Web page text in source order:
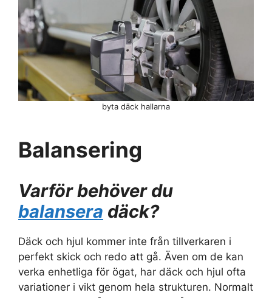
Balansering
Varför behöver du
balansera däck?
Däck och hjul kommer inte från tillverkaren i
perfekt skick och redo att gå. Även om de kan
verka enhetliga för ögat, har däck och hjul ofta
variationer i vikt genom hela strukturen. Normalt
byta däck hallarna